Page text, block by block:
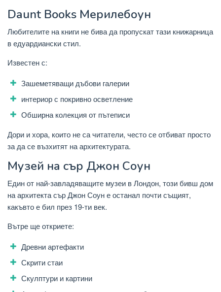
Daunt Books Мерилебоун
Любителите на книги не бива да пропускат тази книжарница
в едуардиански стил.
Известен с:
Зашеметяващи дъбови галерии
интериор с покривно осветление
Обширна колекция от пътеписи
Дори и хора, които не са читатели, често се отбиват просто
за да се възхитят на архитектурата.
Музей на сър Джон Соун
Един от най-завладяващите музеи в Лондон, този бивш дом
на архитекта сър Джон Соун е останал почти същият,
какъвто е бил през 19-ти век.
Вътре ще откриете:
Древни артефакти
Скрити стаи
Скулптури и картини